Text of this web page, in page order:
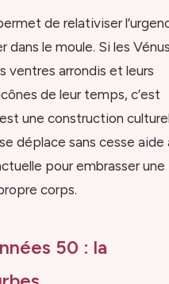
de relativiser
dans le moule. Si les
ventres arrondis et leurs
de leur temps, c’est
une construction
déplace sans cesse aide
pour embrasser une
corps.
50 : la